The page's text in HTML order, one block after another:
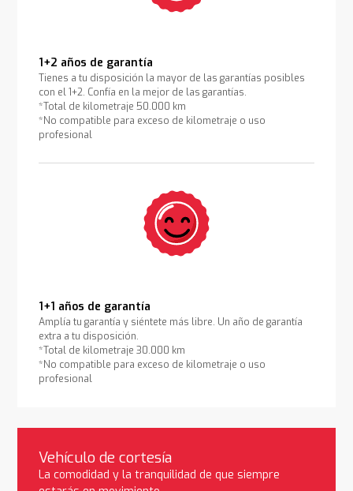
1+2 años de garantía
Tienes a tu disposición la mayor de las garantías posibles
con el 1+2. Confía en la mejor de las garantías.
*Total de kilometraje 50.000 km
*No compatible para exceso de kilometraje o uso
profesional
1+1 años de garantía
Amplía tu garantía y siéntete más libre. Un año de garantía
extra a tu disposición.
*Total de kilometraje 30.000 km
*No compatible para exceso de kilometraje o uso
profesional
Vehículo de cortesía
La comodidad y la tranquilidad de que siempre